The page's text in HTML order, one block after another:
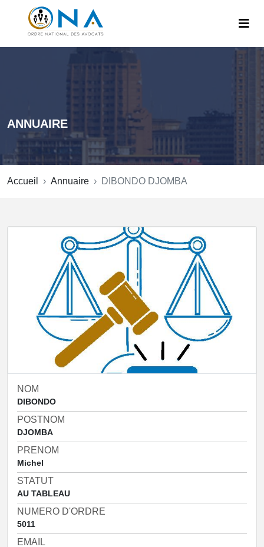
ANNUAIRE
Accueil Annuaire DIBONDO DJOMBA
NOM
DIBONDO
POSTNOM
DJOMBA
PRENOM
Michel
STATUT
AU TABLEAU
NUMERO D'ORDRE
5011
EMAIL